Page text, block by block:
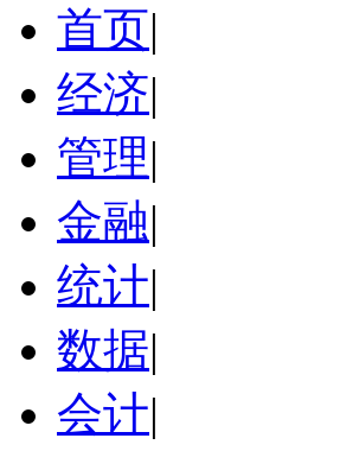
首页|
经济|
管理|
金融|
统计|
数据|
会计|